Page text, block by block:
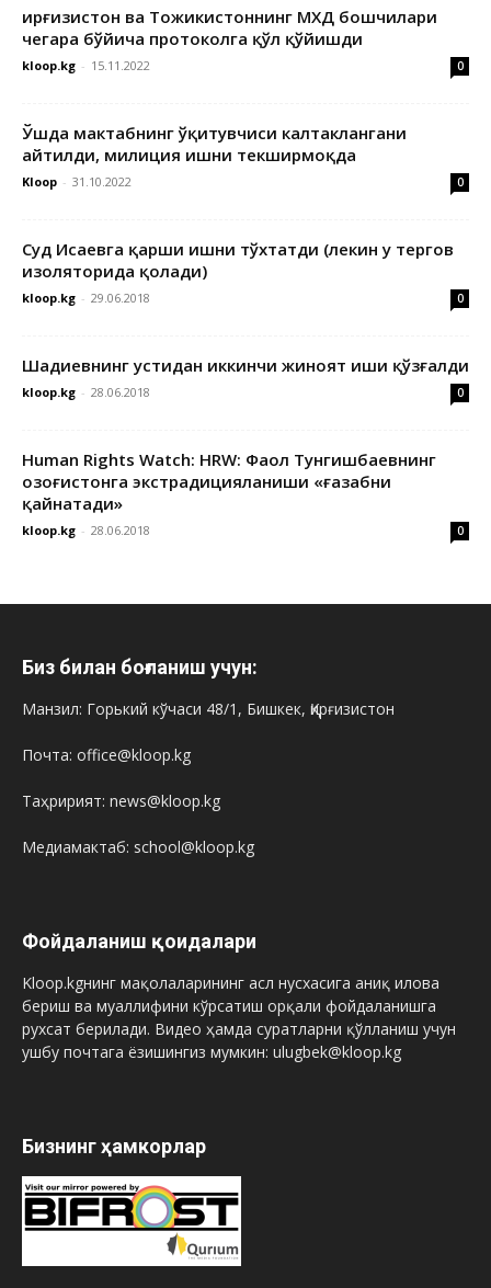
Қирғизистон ва Тожикистоннинг МХДҚ бошчилари
чегара бўйича протоколга қўл қўйишди
kloop.kg - 15.11.2022 0
Ўшда мактабнинг ўқитувчиси калтаклангани
айтилди, милиция ишни текширмоқда
Kloop - 31.10.2022 0
Суд Исаевга қарши ишни тўхтатди (лекин у тергов
изоляторида қолади)
kloop.kg - 29.06.2018 0
Шадиевнинг устидан иккинчи жиноят иши қўзғалди
kloop.kg - 28.06.2018 0
Human Rights Watch: HRW: Фаол Тунгишбаевнинг
Қозоғистонга экстрадицияланиши «ғазабни
қайнатади»
kloop.kg - 28.06.2018 0
Биз билан боғланиш учун:
Манзил: Горький кўчаси 48/1, Бишкек, Қирғизистон
Почта: office@kloop.kg
Таҳририят: news@kloop.kg
Медиамактаб: school@kloop.kg
Фойдаланиш қоидалари
Kloop.kgнинг мақолаларининг асл нусхасига аниқ илова
бериш ва муаллифини кўрсатиш орқали фойдаланишга
рухсат берилади. Видео ҳамда суратларни қўлланиш учун
ушбу почтага ёзишингиз мумкин: ulugbek@kloop.kg
Бизнинг ҳамкорлар